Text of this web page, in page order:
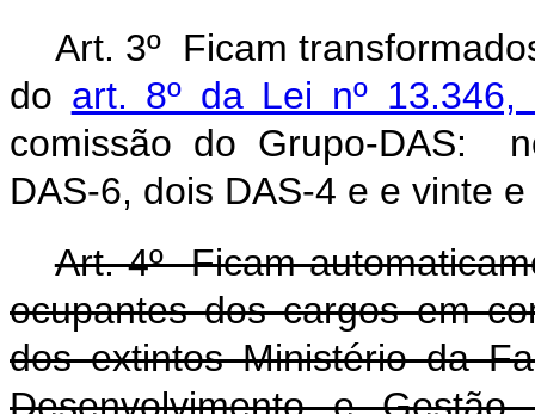
Art. 3º Ficam
do art. 8º da Lei nº
comissão do Grupo-DAS:
DAS-6, dois DAS-4 e e vinte
Art. 4º Ficam
ocupantes dos cargos em
dos extintos Ministério da